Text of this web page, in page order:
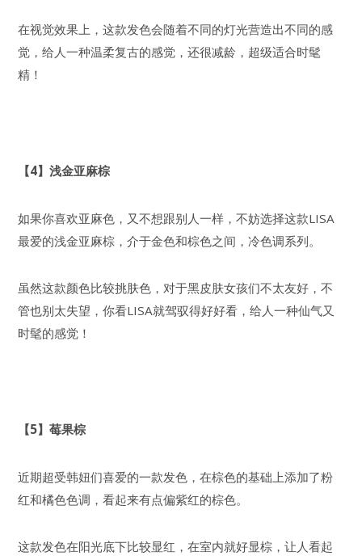
在视觉效果上，这款发色会随着不同的灯光营造出不同的感
觉，给人一种温柔复古的感觉，还很减龄，超级适合时髦
精！
【4】浅金亚麻棕
如果你喜欢亚麻色，又不想跟别人一样，不妨选择这款LISA
最爱的浅金亚麻棕，介于金色和棕色之间，冷色调系列。
虽然这款颜色比较挑肤色，对于黑皮肤女孩们不太友好，不
管也别太失望，你看LISA就驾驭得好好看，给人一种仙气又
时髦的感觉！
【5】莓果棕
近期超受韩妞们喜爱的一款发色，在棕色的基础上添加了粉
红和橘色色调，看起来有点偏紫红的棕色。
这款发色在阳光底下比较显红，在室内就好显棕，让人看起